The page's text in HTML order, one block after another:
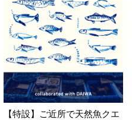
【特設】ご近所で天然魚クエ